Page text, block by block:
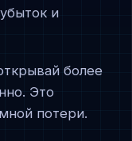
и
более
Это
потери.